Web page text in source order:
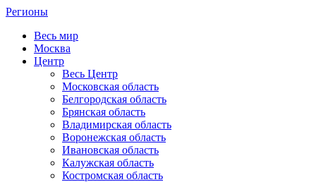
Регионы
Весь мир
Москва
Центр
Весь Центр
Московская область
Белгородская область
Брянская область
Владимирская область
Воронежская область
Ивановская область
Калужская область
Костромская область